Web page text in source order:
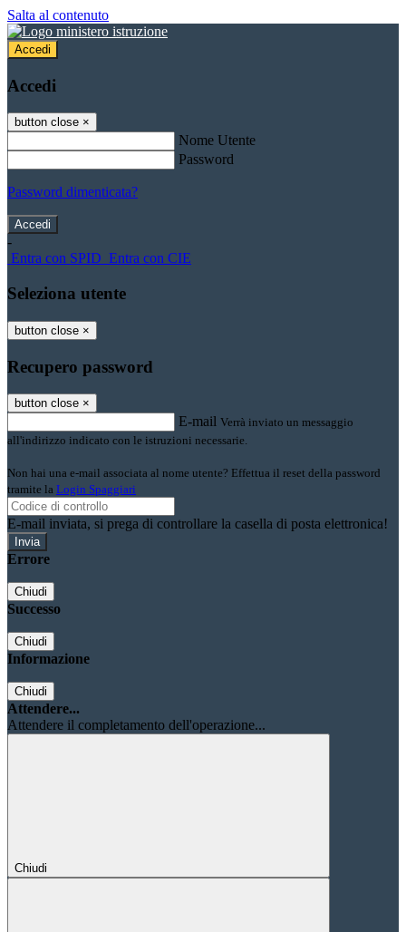
Salta al contenuto
Accedi
Accedi
button close ×
Nome Utente
Password
Password dimenticata?
-
Entra con SPID Entra con CIE
Seleziona utente
button close ×
Recupero password
button close ×
E-mail Verrà inviato un messaggio
all'indirizzo indicato con le istruzioni necessarie.
Non hai una e-mail associata al nome utente? Effettua il reset della password
tramite la Login Spaggiari
E-mail inviata, si prega di controllare la casella di posta elettronica!
Errore
Chiudi
Successo
Chiudi
Informazione
Chiudi
Attendere...
Attendere il completamento dell'operazione...
Chiudi